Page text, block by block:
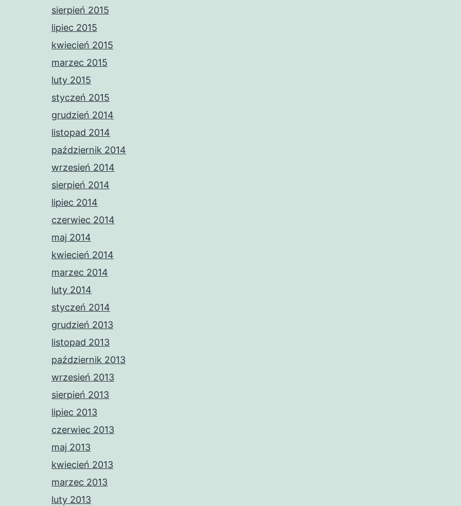
sierpień 2015
lipiec 2015
kwiecień 2015
marzec 2015
luty 2015
styczeń 2015
grudzień 2014
listopad 2014
październik 2014
wrzesień 2014
sierpień 2014
lipiec 2014
czerwiec 2014
maj 2014
kwiecień 2014
marzec 2014
luty 2014
styczeń 2014
grudzień 2013
listopad 2013
październik 2013
wrzesień 2013
sierpień 2013
lipiec 2013
czerwiec 2013
maj 2013
kwiecień 2013
marzec 2013
luty 2013